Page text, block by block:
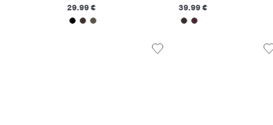
29.99 € 39.99 €